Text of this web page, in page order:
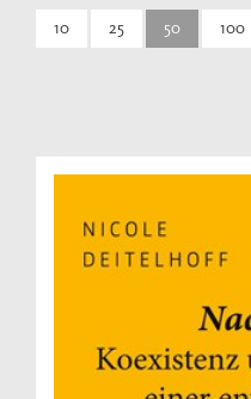
10 25 50 100